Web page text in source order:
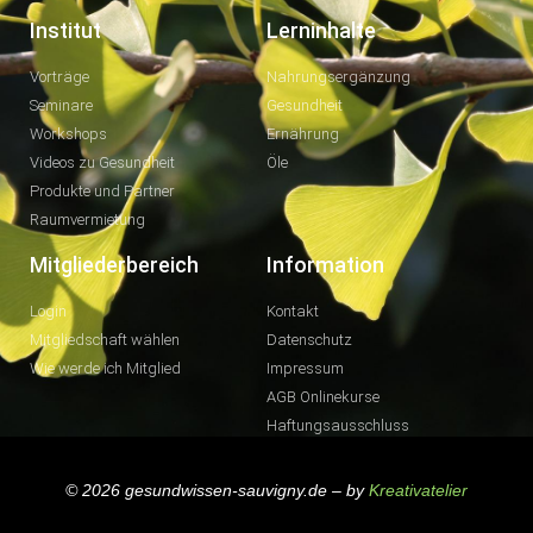
Institut
Vorträge
Seminare
Workshops
Videos zu Gesundheit
Produkte und Partner
Raumvermietung
Lerninhalte
Nahrungsergänzung
Gesundheit
Ernährung
Öle
Mitgliederbereich
Login
Mitgliedschaft wählen
Wie werde ich Mitglied
Information
Kontakt
Datenschutz
Impressum
AGB Onlinekurse
Haftungsausschluss
© 2026 gesundwissen-sauvigny.de – byKreativatelier